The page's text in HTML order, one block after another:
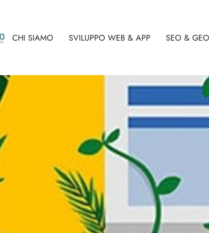
CHI SIAMO SVILUPPO WEB & APP SEO & GEO